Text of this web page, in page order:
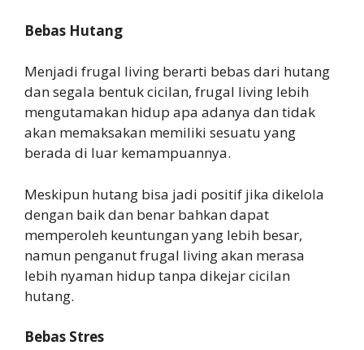
Bebas Hutang
Menjadi frugal living berarti bebas dari hutang
dan segala bentuk cicilan, frugal living lebih
mengutamakan hidup apa adanya dan tidak
akan memaksakan memiliki sesuatu yang
berada di luar kemampuannya.
Meskipun hutang bisa jadi positif jika dikelola
dengan baik dan benar bahkan dapat
memperoleh keuntungan yang lebih besar,
namun penganut frugal living akan merasa
lebih nyaman hidup tanpa dikejar cicilan
hutang.
Bebas Stres